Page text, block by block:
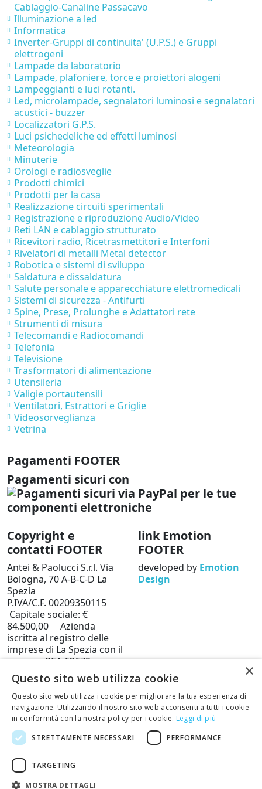
Cablaggio-Canaline Passacavo
Illuminazione a led
Informatica
Inverter-Gruppi di continuita' (U.P.S.) e Gruppi
elettrogeni
Lampade da laboratorio
Lampade, plafoniere, torce e proiettori alogeni
Lampeggianti e luci rotanti.
Led, microlampade, segnalatori luminosi e segnalatori
acustici - buzzer
Localizzatori G.P.S.
Luci psichedeliche ed effetti luminosi
Meteorologia
Minuterie
Orologi e radiosveglie
Prodotti chimici
Prodotti per la casa
Realizzazione circuiti sperimentali
Registrazione e riproduzione Audio/Video
Reti LAN e cablaggio strutturato
Ricevitori radio, Ricetrasmettitori e Interfoni
Rivelatori di metalli Metal detector
Robotica e sistemi di sviluppo
Saldatura e dissaldatura
Salute personale e apparecchiature elettromedicali
Sistemi di sicurezza - Antifurti
Spine, Prese, Prolunghe e Adattatori rete
Strumenti di misura
Telecomandi e Radiocomandi
Telefonia
Televisione
Trasformatori di alimentazione
Utensileria
Valigie portautensili
Ventilatori, Estrattori e Griglie
Videosorveglianza
Vetrina
Pagamenti FOOTER
Pagamenti sicuri con
Copyright e
contatti FOOTER
Antei & Paolucci S.r.l. Via
Bologna, 70 A-B-C-D La
Spezia
P.IVA/C.F. 00209350115
Capitale sociale: €
84.500,00 Azienda
iscritta al registro delle
imprese di La Spezia con il
numero REA 62679
Privacy policy
Cookie
Policy
Telefono: 0187 502359
Scrivi una mail al nostro
staff +
link Emotion
FOOTER
developed by Emotion
Design
Restituisci articoli
×
Questo sito web utilizza cookie
Questo sito web utilizza i cookie per migliorare la tua esperienza di
navigazione. Utilizzando il nostro sito web acconsenti a tutti i cookie
in conformità con la nostra policy per i cookie. Leggi di più
STRETTAMENTE NECESSARI
PERFORMANCE
TARGETING
MOSTRA DETTAGLI